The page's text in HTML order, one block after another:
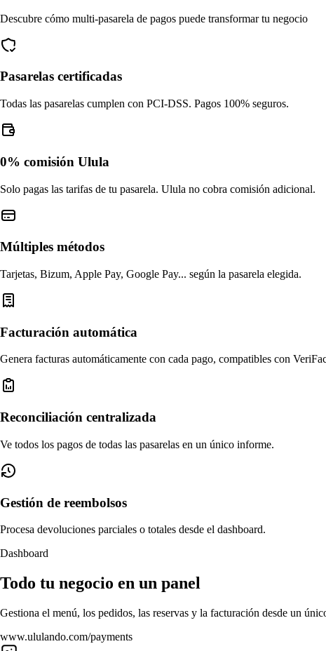
Descubre cómo multi-pasarela de pagos puede transformar tu negocio
Pasarelas certificadas
Todas las pasarelas cumplen con PCI-DSS. Pagos 100% seguros.
0% comisión Ulula
Solo pagas las tarifas de tu pasarela. Ulula no cobra comisión adicional.
Múltiples métodos
Tarjetas, Bizum, Apple Pay, Google Pay... según la pasarela elegida.
Facturación automática
Genera facturas automáticamente con cada pago, compatibles con
Reconciliación centralizada
Ve todos los pagos de todas las pasarelas en un único informe.
Gestión de reembolsos
Procesa devoluciones parciales o totales desde el dashboard.
Dashboard
Todo tu negocio en un panel
Gestiona el menú, los pedidos, las reservas y la facturación desde un
www.ululando.com/payments